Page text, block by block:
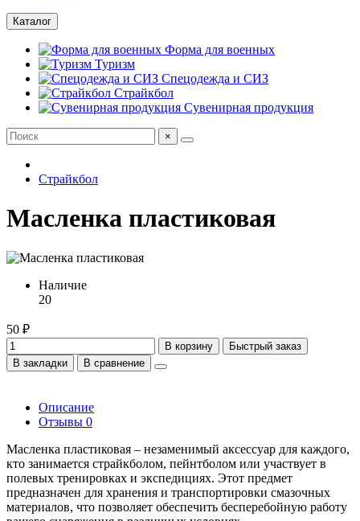
Каталог
Форма для военных
Туризм
Спецодежда и СИЗ
Страйкбол
Сувенирная продукция
×
Страйкбол
Масленка пластиковая
Наличие
20
50 ₽
В корзину
Быстрый заказ
В закладки
В сравнение
Описание
Отзывы 0
Масленка пластиковая – незаменимый аксессуар для каждого,
кто занимается страйкболом, пейнтболом или участвует в
полевых тренировках и экспедициях. Этот предмет
предназначен для хранения и транспортировки смазочных
материалов, что позволяет обеспечить бесперебойную работу